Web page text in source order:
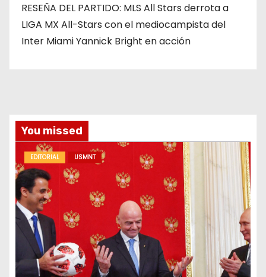
RESEÑA DEL PARTIDO: MLS All Stars derrota a
LIGA MX All-Stars con el mediocampista del
Inter Miami Yannick Bright en acción
You missed
EDITORIAL USMNT